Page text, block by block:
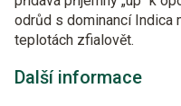
odrůd s dominancí Indica
teplotách zfialovět.
Další informace